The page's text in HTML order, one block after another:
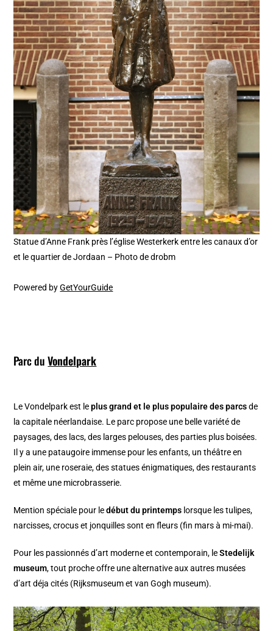
Statue d’Anne Frank près l’église Westerkerk entre les canaux d’or
et le quartier de Jordaan – Photo de drobm
Powered byGetYourGuide
Parc duVondelpark
Le Vondelpark est leplus grand et le plus populaire des parcsde
la capitale néerlandaise. Le parc propose une belle variété de
paysages, des lacs, des larges pelouses, des parties plus boisées.
Il y a une pataugoire immense pour les enfants, un théâtre en
plein air, une roseraie, des statues énigmatiques, des restaurants
et même une microbrasserie.
Mention spéciale pour ledébut du printemps lorsque les tulipes,
narcisses, crocus et jonquilles sont en fleurs (fin mars à mi-mai).
Pour les passionnés d’art moderne et contemporain, leStedelijk
museum, tout proche offre une alternative aux autres musées
d’art déja cités (Rijksmuseum et van Gogh museum).